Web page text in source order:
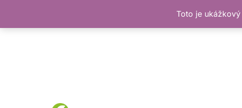
Toto je